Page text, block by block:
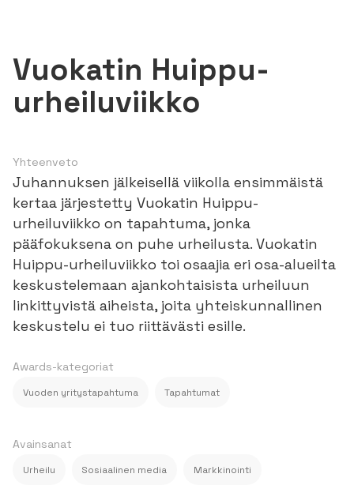
Vuokatin Huippu-
urheiluviikko
Yhteenveto
Juhannuksen jälkeisellä viikolla ensimmäistä
kertaa järjestetty Vuokatin Huippu-
urheiluviikko on tapahtuma, jonka
pääfokuksena on puhe urheilusta. Vuokatin
Huippu-urheiluviikko toi osaajia eri osa-alueilta
keskustelemaan ajankohtaisista urheiluun
linkittyvistä aiheista, joita yhteiskunnallinen
keskustelu ei tuo riittävästi esille.
Awards-kategoriat
Vuoden yritystapahtuma Tapahtumat
Avainsanat
Urheilu Sosiaalinen media Markkinointi